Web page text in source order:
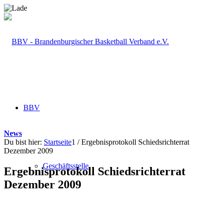
BBV
Geschäftsstelle
News
Du bist hier: Startseite1 / Ergebnisprotokoll Schiedsrichterrat
Dezember 2009
Ergebnisprotokoll Schiedsrichterrat
Dezember 2009